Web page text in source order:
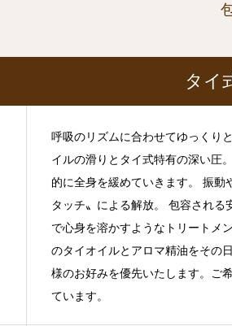
タイ
呼吸のリズムに合わせてゆっくり
イルの滑りとタイ式特有の深い圧
的に全身を緩めていきます。 振動
タッチ〟による解放。 包容される
で心身を溶かすようなトリートメ
のタイオイルとアロマ精油をその
様のお好みを優先いたします。ご
ています。